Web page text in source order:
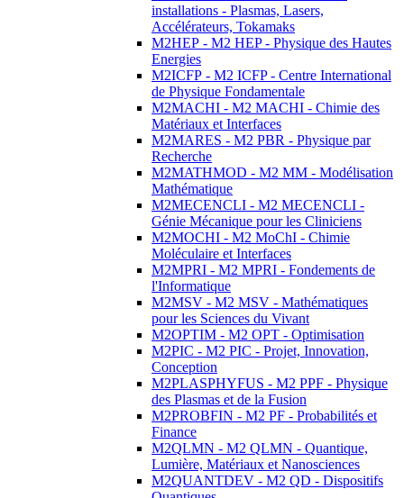
installations - Plasmas, Lasers,
Accélérateurs, Tokamaks
M2HEP - M2 HEP - Physique des Hautes
Energies
M2ICFP - M2 ICFP - Centre International
de Physique Fondamentale
M2MACHI - M2 MACHI - Chimie des
Matériaux et Interfaces
M2MARES - M2 PBR - Physique par
Recherche
M2MATHMOD - M2 MM - Modélisation
Mathématique
M2MECENCLI - M2 MECENCLI -
Génie Mécanique pour les Cliniciens
M2MOCHI - M2 MoChI - Chimie
Moléculaire et Interfaces
M2MPRI - M2 MPRI - Fondements de
l'Informatique
M2MSV - M2 MSV - Mathématiques
pour les Sciences du Vivant
M2OPTIM - M2 OPT - Optimisation
M2PIC - M2 PIC - Projet, Innovation,
Conception
M2PLASPHYFUS - M2 PPF - Physique
des Plasmas et de la Fusion
M2PROBFIN - M2 PF - Probabilités et
Finance
M2QLMN - M2 QLMN - Quantique,
Lumière, Matériaux et Nanosciences
M2QUANTDEV - M2 QD - Dispositifs